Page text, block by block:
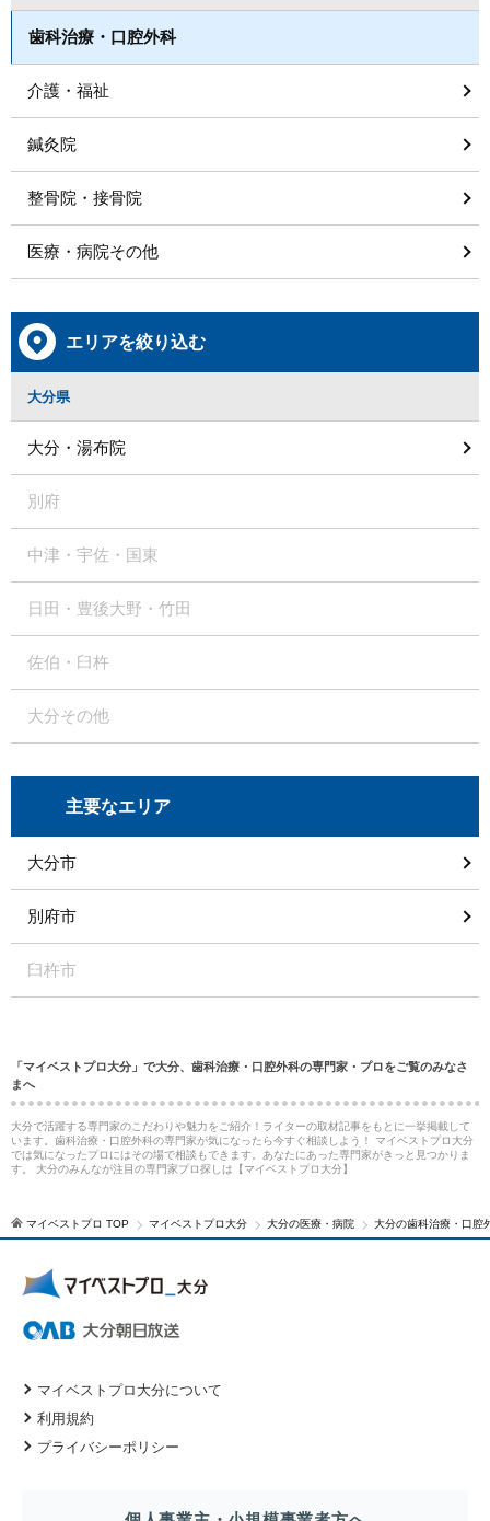
歯科治療・口腔外科
介護・福祉
鍼灸院
整骨院・接骨院
医療・病院その他
エリアを絞り込む
大分県
大分・湯布院
別府
中津・宇佐・国東
日田・豊後大野・竹田
佐伯・臼杵
大分その他
主要なエリア
大分市
別府市
臼杵市
「マイベストプロ大分」で大分、歯科治療・口腔外科の専門家・プロをご覧のみなさ
まへ
大分で活躍する専門家のこだわりや魅力をご紹介！ライターの取材記事をもとに一挙掲載して
います。歯科治療・口腔外科の専門家が気になったら今すぐ相談しよう！ マイベストプロ大分
では気になったプロにはその場で相談もできます。あなたにあった専門家がきっと見つかりま
す。 大分のみんなが注目の専門家プロ探しは【マイベストプロ大分】
マイベストプロ TOP マイベストプロ大分 大分の医療・病院 大分の歯科治療・口腔
マイベストプロ大分について
利用規約
プライバシーポリシー